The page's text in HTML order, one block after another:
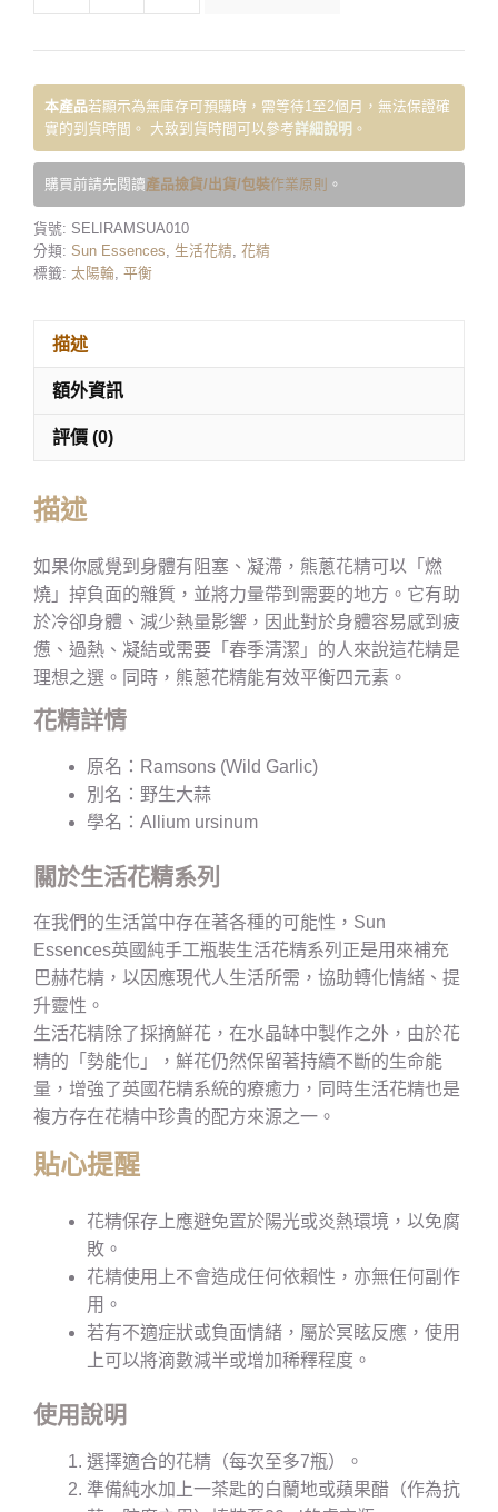
本產品若顯示為無庫存可預購時，需等待1至2個月，無法保證確
實的到貨時間。 大致到貨時間可以參考詳細說明 。
購買前請先閱讀產品撿貨/出貨/包裝作業原則 。
貨號: SELIRAMSUA010
分類: Sun Essences, 生活花精, 花精
標籤: 太陽輪, 平衡
描述
額外資訊
評價 (0)
描述
如果你感覺到身體有阻塞、凝滯，熊蔥花精可以「燃
燒」掉負面的雜質，並將力量帶到需要的地方。它有助
於冷卻身體、減少熱量影響，因此對於身體容易感到疲
憊、過熱、凝結或需要「春季清潔」的人來說這花精是
理想之選。同時，熊蔥花精能有效平衡四元素。
花精詳情
原名：Ramsons (Wild Garlic)
別名：野生大蒜
學名：Allium ursinum
關於生活花精系列
在我們的生活當中存在著各種的可能性，Sun
Essences英國純手工瓶裝生活花精系列正是用來補充
巴赫花精，以因應現代人生活所需，協助轉化情緒、提
升靈性。
生活花精除了採摘鮮花，在水晶缽中製作之外，由於花
精的「勢能化」，鮮花仍然保留著持續不斷的生命能
量，增強了英國花精系統的療癒力，同時生活花精也是
複方存在花精中珍貴的配方來源之一。
貼心提醒
花精保存上應避免置於陽光或炎熱環境，以免腐
敗。
花精使用上不會造成任何依賴性，亦無任何副作
用。
若有不適症狀或負面情緒，屬於冥眩反應，使用
上可以將滴數減半或增加稀釋程度。
使用說明
選擇適合的花精（每次至多7瓶）。
準備純水加上一茶匙的白蘭地或蘋果醋（作為抗